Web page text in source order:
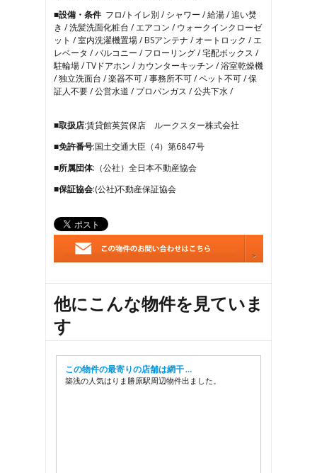
10
11
12
13
14
15
■設備・条件 フロ/トイレ別 / シャワー / 給湯 / 追い焚
き / 洗髪洗面化粧台 / エアコン / ウォークインクローゼ
ット / 室内洗濯機置場 / BSアンテナ / オートロック / エ
レベータ / バルコニー / フローリング / 宅配ボックス /
駐輪場 / TVドアホン / カウンターキッチン / 浴室乾燥機
/ 独立洗面台 / 楽器不可 / 事務所不可 / ペット不可 / 保
証人不要 / 公営水道 / プロパンガス / 公共下水 /
■取扱店:賃貸館英賀保店 ルークスター株式会社
■免許番号:国土交通大臣（4）第6847号
■所属団体:（公社）全日本不動産協会
■保証協会:(公社)不動産保証協会
他にこんな物件を見ていま
す
この物件の最寄りの店舗は網干 …
築浅の人気はりま勝原駅周辺物件出ました。